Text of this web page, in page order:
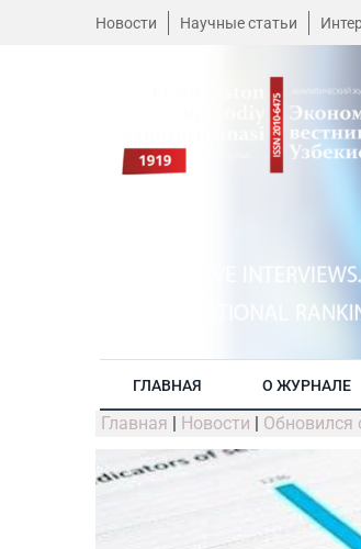
Новости Научные статьи
ГЛАВНАЯ О ЖУРНАЛЕ
Главная | Новости | Обновился